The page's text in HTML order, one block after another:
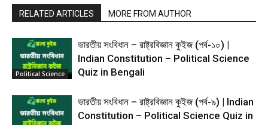
RELATED ARTICLES MORE FROM AUTHOR
Political Science
ভারতীয় সংবিধান – রাষ্ট্রবিজ্ঞান কুইজ (পর্ব-১০) |
Indian Constitution – Political Science
Quiz in Bengali
ভারতীয় সংবিধান – রাষ্ট্রবিজ্ঞান কুইজ (পর্ব-৯) | Indian
Constitution – Political Science Quiz in